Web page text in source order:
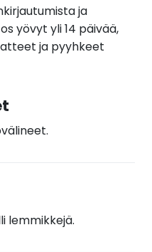
ja
yövyt yli 14 päivää,
ja pyyhkeet
lemmikkejä.